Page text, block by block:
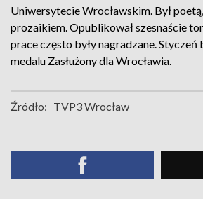
Uniwersytecie Wrocławskim. Był
prozaikiem. Opublikował szesnaście
prace często były nagradzane. Styczeń
medalu Zasłużony dla Wrocławia.
Źródło: TVP3 Wrocław